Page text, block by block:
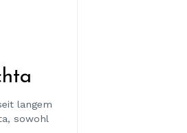
langem
sowohl